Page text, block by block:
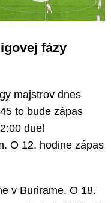
fázy
majstrov dnes
to bude zápas
duel
O 12. hodine zápas
v Burirame. O 18.